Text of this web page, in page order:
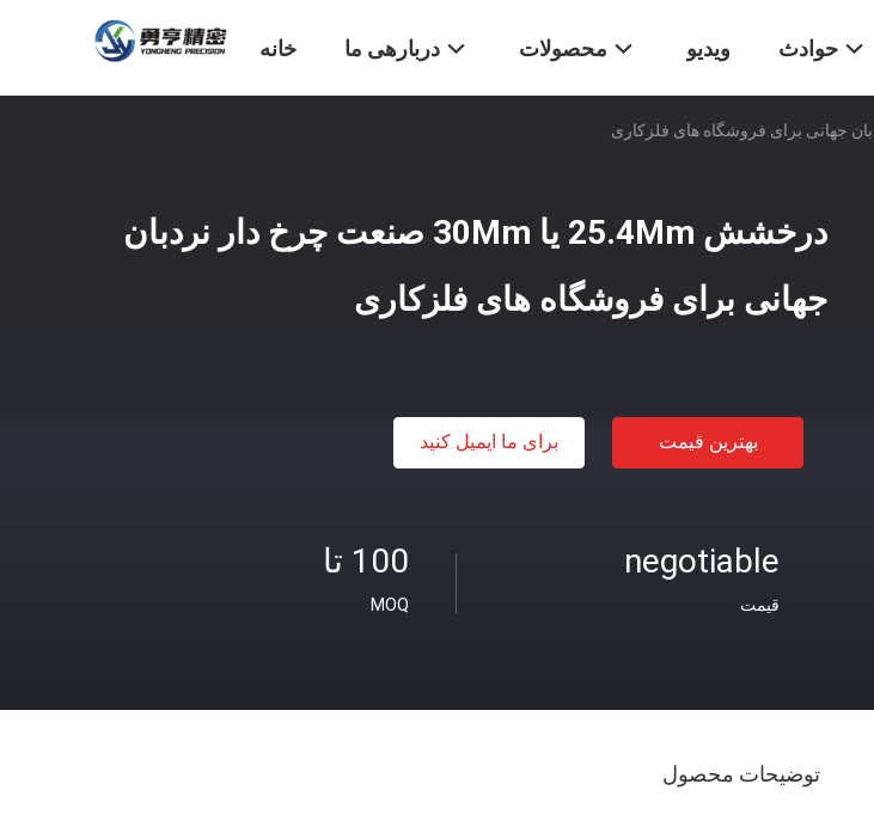
خانه دربارهی ما محصولات ویدیو حوادث
درخشش 25.4Mm یا 30Mm صنعت چرخ دار نردبان
جهانی برای فروشگاه های فلزکاری
بهترین قیمت برای ما ایمیل کنید
100 تا
MOQ
negotiable
قیمت
توضیحات محصول